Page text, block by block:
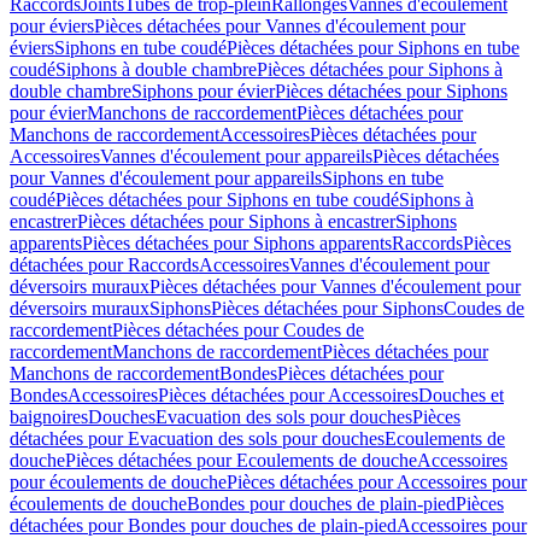
RaccordsJointsTubes de trop-pleinRallongesVannes d'écoulement
pour éviersPièces détachées pour Vannes d'écoulement pour
éviersSiphons en tube coudéPièces détachées pour Siphons en tube
coudéSiphons à double chambrePièces détachées pour Siphons à
double chambreSiphons pour évierPièces détachées pour Siphons
pour évierManchons de raccordementPièces détachées pour
Manchons de raccordementAccessoiresPièces détachées pour
AccessoiresVannes d'écoulement pour appareilsPièces détachées
pour Vannes d'écoulement pour appareilsSiphons en tube
coudéPièces détachées pour Siphons en tube coudéSiphons à
encastrerPièces détachées pour Siphons à encastrerSiphons
apparentsPièces détachées pour Siphons apparentsRaccordsPièces
détachées pour RaccordsAccessoiresVannes d'écoulement pour
déversoirs murauxPièces détachées pour Vannes d'écoulement pour
déversoirs murauxSiphonsPièces détachées pour SiphonsCoudes de
raccordementPièces détachées pour Coudes de
raccordementManchons de raccordementPièces détachées pour
Manchons de raccordementBondesPièces détachées pour
BondesAccessoiresPièces détachées pour AccessoiresDouches et
baignoiresDouchesEvacuation des sols pour douchesPièces
détachées pour Evacuation des sols pour douchesEcoulements de
douchePièces détachées pour Ecoulements de doucheAccessoires
pour écoulements de douchePièces détachées pour Accessoires pour
écoulements de doucheBondes pour douches de plain-piedPièces
détachées pour Bondes pour douches de plain-piedAccessoires pour